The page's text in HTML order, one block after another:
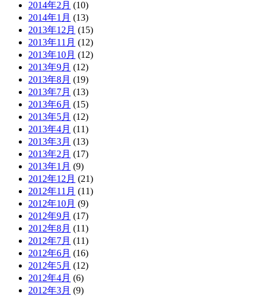
2014年2月 (10)
2014年1月 (13)
2013年12月 (15)
2013年11月 (12)
2013年10月 (12)
2013年9月 (12)
2013年8月 (19)
2013年7月 (13)
2013年6月 (15)
2013年5月 (12)
2013年4月 (11)
2013年3月 (13)
2013年2月 (17)
2013年1月 (9)
2012年12月 (21)
2012年11月 (11)
2012年10月 (9)
2012年9月 (17)
2012年8月 (11)
2012年7月 (11)
2012年6月 (16)
2012年5月 (12)
2012年4月 (6)
2012年3月 (9)